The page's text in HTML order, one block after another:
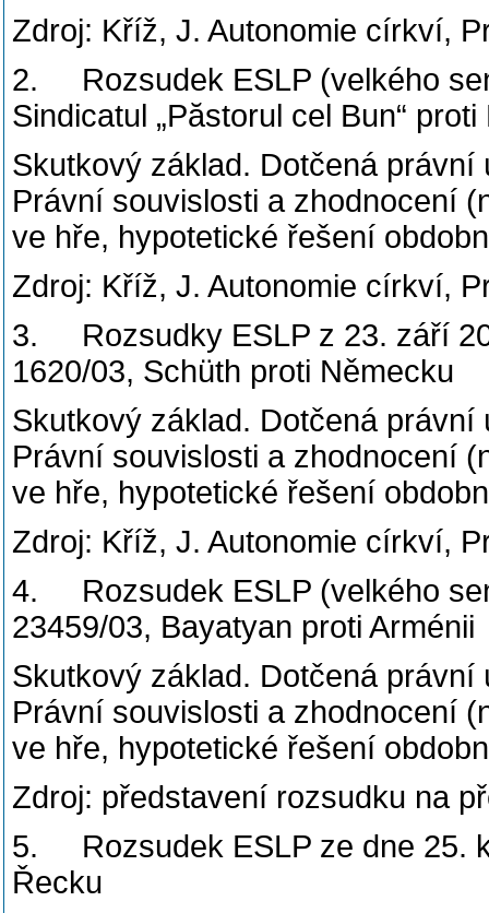
Zdroj: Kříž, J. Autonomie církví,
2. Rozsudek ESLP (velkého
Sindicatul „Păstorul cel Bun“
Skutkový základ. Dotčená
Právní souvislosti a zhodnocení
ve hře, hypotetické řešení
Zdroj: Kříž, J. Autonomie církví,
3. Rozsudky ESLP z 23. září
1620/03, Schüth proti Německu
Skutkový základ. Dotčená
Právní souvislosti a zhodnocení
ve hře, hypotetické řešení
Zdroj: Kříž, J. Autonomie církví,
4. Rozsudek ESLP (velkého
23459/03, Bayatyan proti Arménii
Skutkový základ. Dotčená
Právní souvislosti a zhodnocení
ve hře, hypotetické řešení
Zdroj: představení rozsudku na
5. Rozsudek ESLP ze dne 25.
Řecku